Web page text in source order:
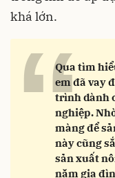
khá lớn.
“
Qua tìm
em đã vay
trình dành
nghiệp.
màng để
này cũng
sản xuất
năm gia